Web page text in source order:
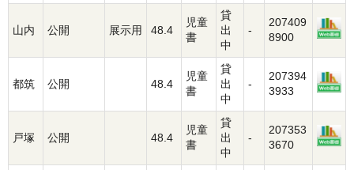
山内 公開 展示用 48.4
児童
書
貸
出
中
-
207409
8900
都筑 公開 48.4
児童
書
貸
出
中
-
207394
3933
戸塚 公開 48.4
児童
書
貸
出
中
-
207353
3670